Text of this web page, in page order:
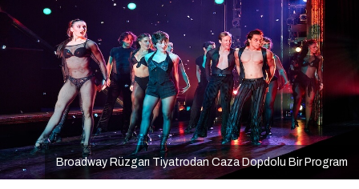
Broadway Rüzgarı Tiyatrodan Caza Dopdolu Bir Program